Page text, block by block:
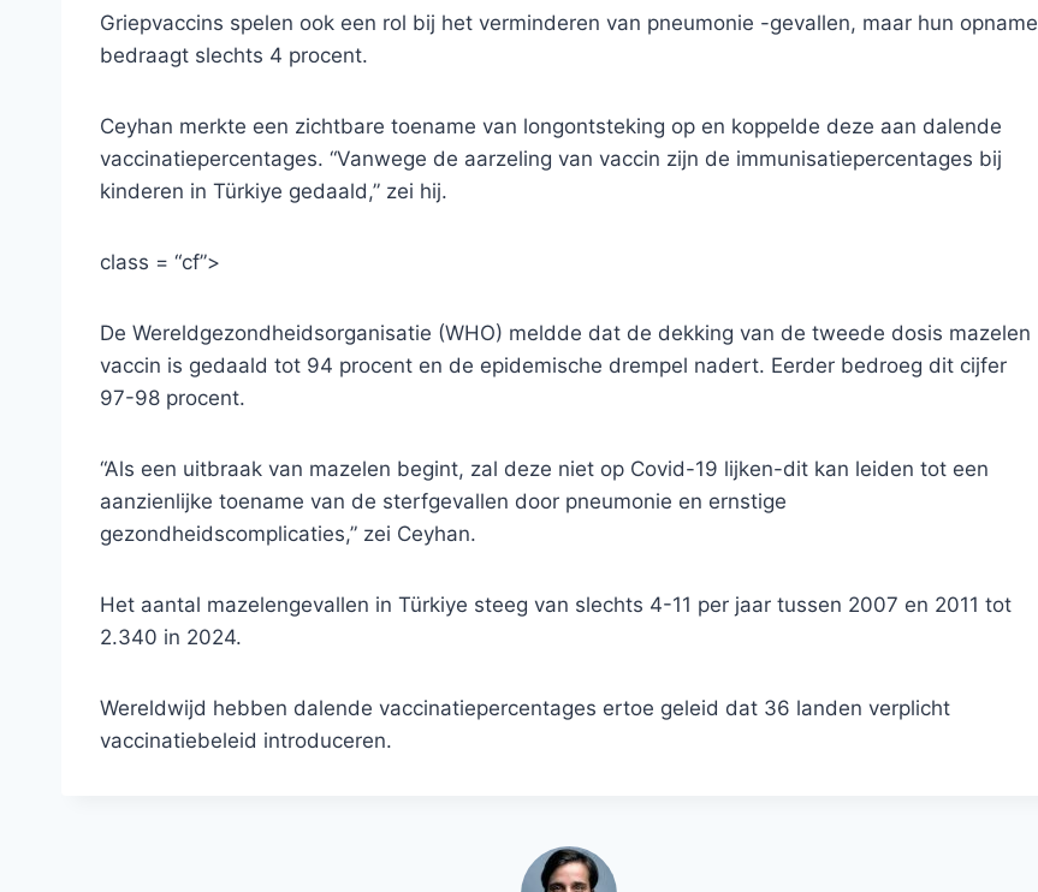
Griepvaccins spelen ook een rol bij het verminderen van pneumonie -gevallen, maar hun opname
bedraagt ​​slechts 4 procent.
Ceyhan merkte een zichtbare toename van longontsteking op en koppelde deze aan dalende
vaccinatiepercentages. “Vanwege de aarzeling van vaccin zijn de immunisatiepercentages bij
kinderen in Türkiye gedaald,” zei hij.
class = “cf”>
De Wereldgezondheidsorganisatie (WHO) meldde dat de dekking van de tweede dosis mazelen
vaccin is gedaald tot 94 procent en de epidemische drempel nadert. Eerder bedroeg dit cijfer
97-98 procent.
“Als een uitbraak van mazelen begint, zal deze niet op Covid-19 lijken-dit kan leiden tot een
aanzienlijke toename van de sterfgevallen door pneumonie en ernstige
gezondheidscomplicaties,” zei Ceyhan.
Het aantal mazelengevallen in Türkiye steeg van slechts 4-11 per jaar tussen 2007 en 2011 tot
2.340 in 2024.
Wereldwijd hebben dalende vaccinatiepercentages ertoe geleid dat 36 landen verplicht
vaccinatiebeleid introduceren.